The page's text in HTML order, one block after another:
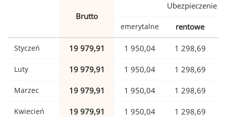
Brutto
Ubezpieczenie
emerytalne rentowe
Styczeń 19 979,91 1 950,04 1 298,69
Luty 19 979,91 1 950,04 1 298,69
Marzec 19 979,91 1 950,04 1 298,69
Kwiecień 19 979,91 1 950,04 1 298,69